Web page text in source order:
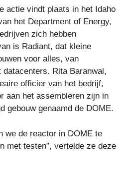
actie vindt plaats in het Idaho
het Department of Energy,
zich hebben
is Radiant, dat kleine
voor alles, van
datacenters. Rita Baranwal,
officier van het bedrijf,
aan het assembleren zijn in
gebouw genaamd de DOME.
we de reactor in DOME te
met testen”, vertelde ze deze